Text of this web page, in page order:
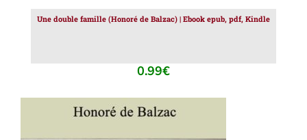
Une double famille (Honoré de Balzac) | Ebook epub, pdf, Kindle
0.99€